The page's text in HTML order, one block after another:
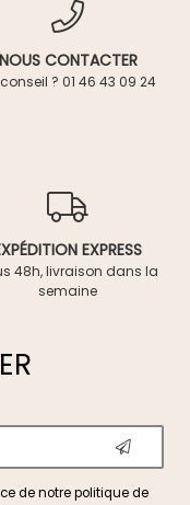
NOUS CONTACTER
? 01 46 43 09 24
EXPRESS
48h, livraison dans la
semaine
de notrepolitique de